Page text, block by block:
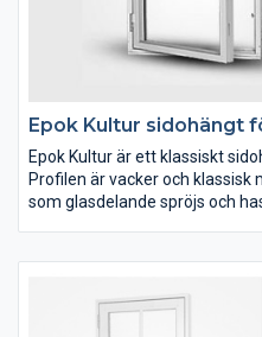
Epok Kultur sidohängt
Epok Kultur är ett klassiskt
Profilen är vacker och klassisk
som glasdelande spröjs och
den genuina traditionella